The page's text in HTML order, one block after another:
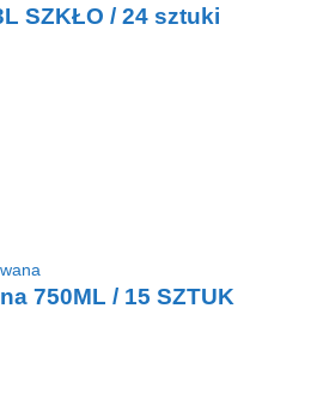
SZKŁO / 24 sztuki
750ML / 15 SZTUK